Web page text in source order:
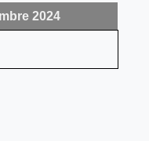
2024